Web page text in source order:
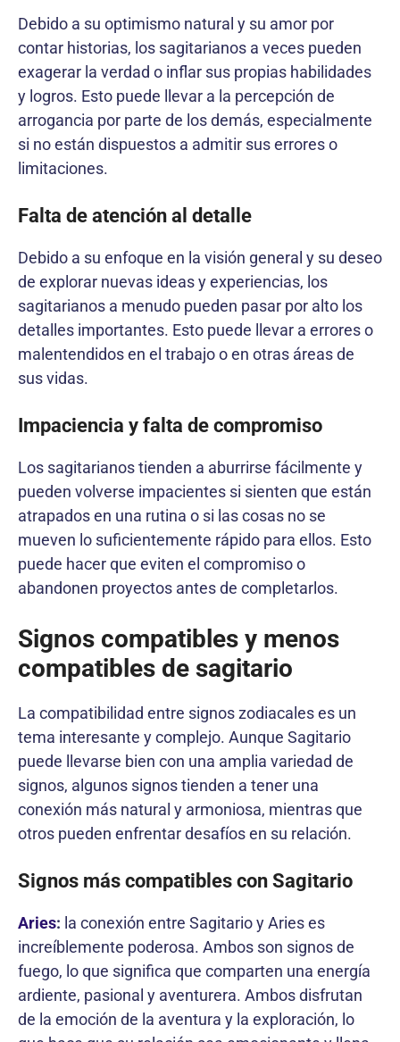
Debido a su optimismo natural y su amor por
contar historias, los sagitarianos a veces pueden
exagerar la verdad o inflar sus propias habilidades
y logros. Esto puede llevar a la percepción de
arrogancia por parte de los demás, especialmente
si no están dispuestos a admitir sus errores o
limitaciones.
Falta de atención al detalle
Debido a su enfoque en la visión general y su deseo
de explorar nuevas ideas y experiencias, los
sagitarianos a menudo pueden pasar por alto los
detalles importantes. Esto puede llevar a errores o
malentendidos en el trabajo o en otras áreas de
sus vidas.
Impaciencia y falta de compromiso
Los sagitarianos tienden a aburrirse fácilmente y
pueden volverse impacientes si sienten que están
atrapados en una rutina o si las cosas no se
mueven lo suficientemente rápido para ellos. Esto
puede hacer que eviten el compromiso o
abandonen proyectos antes de completarlos.
Signos compatibles y menos
compatibles de sagitario
La compatibilidad entre signos zodiacales es un
tema interesante y complejo. Aunque Sagitario
puede llevarse bien con una amplia variedad de
signos, algunos signos tienden a tener una
conexión más natural y armoniosa, mientras que
otros pueden enfrentar desafíos en su relación.
Signos más compatibles con Sagitario
Aries: la conexión entre Sagitario y Aries es
increíblemente poderosa. Ambos son signos de
fuego, lo que significa que comparten una energía
ardiente, pasional y aventurera. Ambos disfrutan
de la emoción de la aventura y la exploración, lo